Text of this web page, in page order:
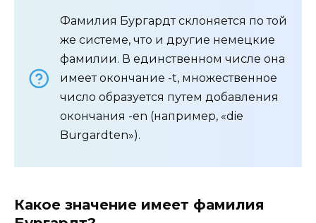
Фамилия Бургардт склоняется по той
же системе, что и другие немецкие
фамилии. В единственном числе она
имеет окончание -t, множественное
число образуется путем добавления
окончания -en (например, «die
Burgardten»).
Какое значение имеет фамилия